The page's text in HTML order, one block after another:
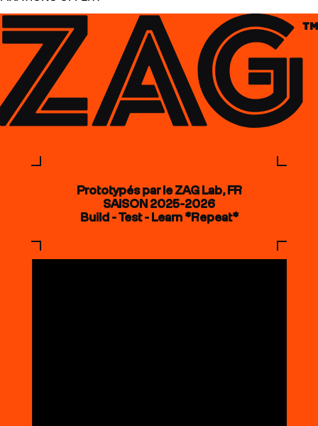
Prototypés par le ZAG Lab, FR
SAISON 2025-2026
Build - Test - Learn *Repeat*